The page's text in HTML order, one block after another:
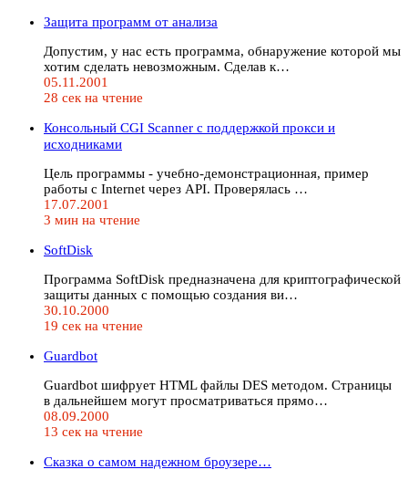
Защита программ от анализа
Допустим, у нас есть программа, обнаружение которой мы
хотим сделать невозможным. Сделав к…
05.11.2001
28 сек на чтение
Консольный CGI Scanner с поддержкой прокси и
исходниками
Цель программы - учебно-демонстрационная, пример
работы с Internet через API. Проверялась …
17.07.2001
3 мин на чтение
SoftDisk
Программа SoftDisk предназначена для криптографической
защиты данных с помощью создания ви…
30.10.2000
19 сек на чтение
Guardbot
Guardbot шифрует HTML файлы DES методом. Страницы
в дальнейшем могут просматриваться прямо…
08.09.2000
13 сек на чтение
Сказка о самом надежном броузере…